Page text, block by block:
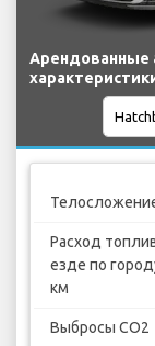
Арендованные
Расход
езде по
км
Выбросы CO2